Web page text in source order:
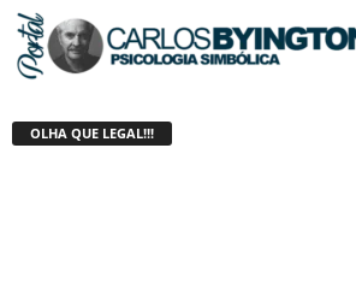
OLHA QUE LEGAL!!!